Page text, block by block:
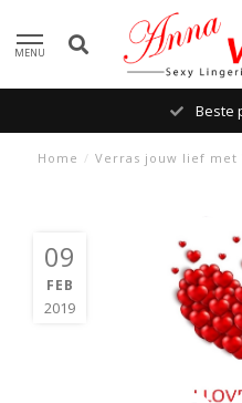
MENU
Beste
Home / Verras jouw lief met
09
FEB
2019